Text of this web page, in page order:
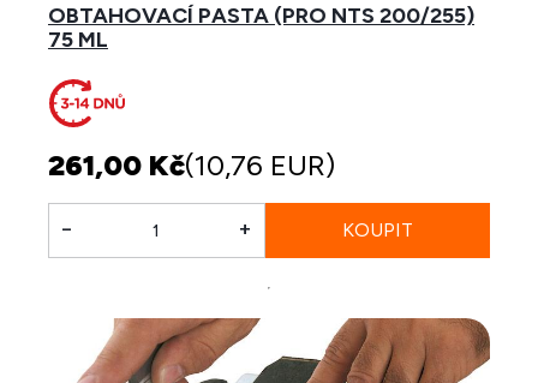
OBTAHOVACÍ PASTA (PRO NTS 200/255)
75 ML
261,00 Kč(10,76 EUR)
- +